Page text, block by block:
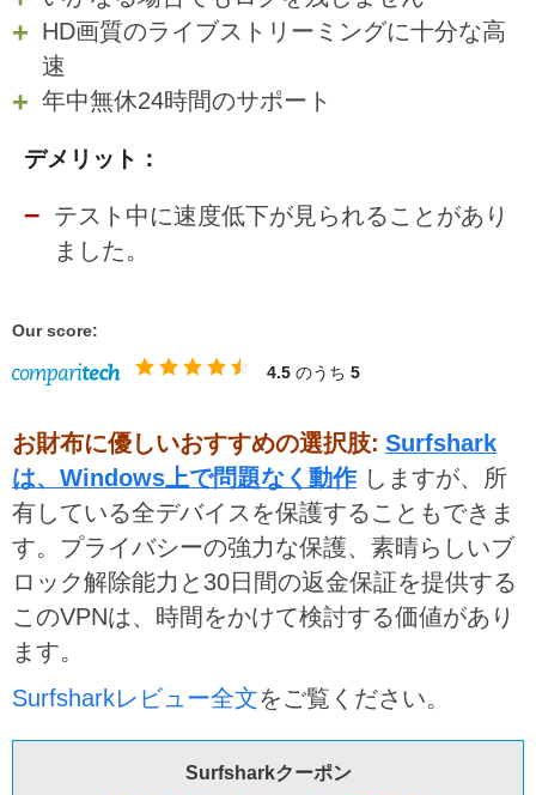
HD画質のライブストリーミングに十分な高
速
年中無休24時間のサポート
デメリット：
テスト中に速度低下が見られることがあり
ました。
Our score:
4.5 のうち 5
お財布に優しいおすすめの選択肢: Surfshark
は、Windows上で問題なく動作しますが、所
有している全デバイスを保護することもできま
す。プライバシーの強力な保護、素晴らしいブ
ロック解除能力と30日間の返金保証を提供する
このVPNは、時間をかけて検討する価値があり
ます。
Surfsharkレビュー全文をご覧ください。
Surfsharkクーポン